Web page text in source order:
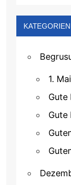
KATEGORIEN
1. Mai
Gute
Gute